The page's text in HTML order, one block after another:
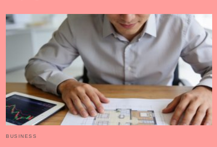
BUSINESS